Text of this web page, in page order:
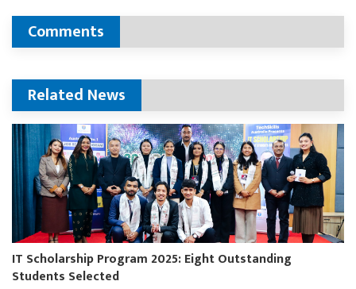
Comments
Related News
IT Scholarship Program 2025: Eight Outstanding
Students Selected